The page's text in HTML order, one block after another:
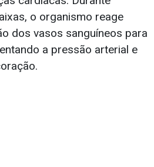
o organismo reage
dos vasos sanguíneos para
a pressão arterial e